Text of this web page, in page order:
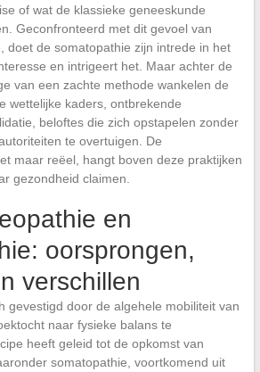
of wat de klassieke geneeskunde
Geconfronteerd met dit gevoel van
doet de somatopathie zijn intrede in het
en intrigeert het. Maar achter de
van een zachte methode wankelen de
wettelijke kaders, ontbrekende
beloftes die zich opstapelen zonder
te overtuigen. De
maar reëel, hangt boven deze praktijken
gezondheid claimen.
en
oorsprongen,
verschillen
gevestigd door de algehele mobiliteit van
naar fysieke balans te
heeft geleid tot de opkomst van
somatopathie, voortkomend uit